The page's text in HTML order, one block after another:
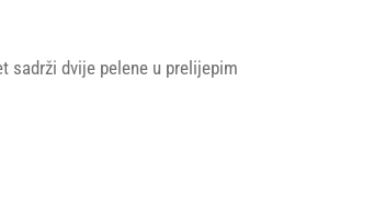
sadrži dvije pelene u prelijepim